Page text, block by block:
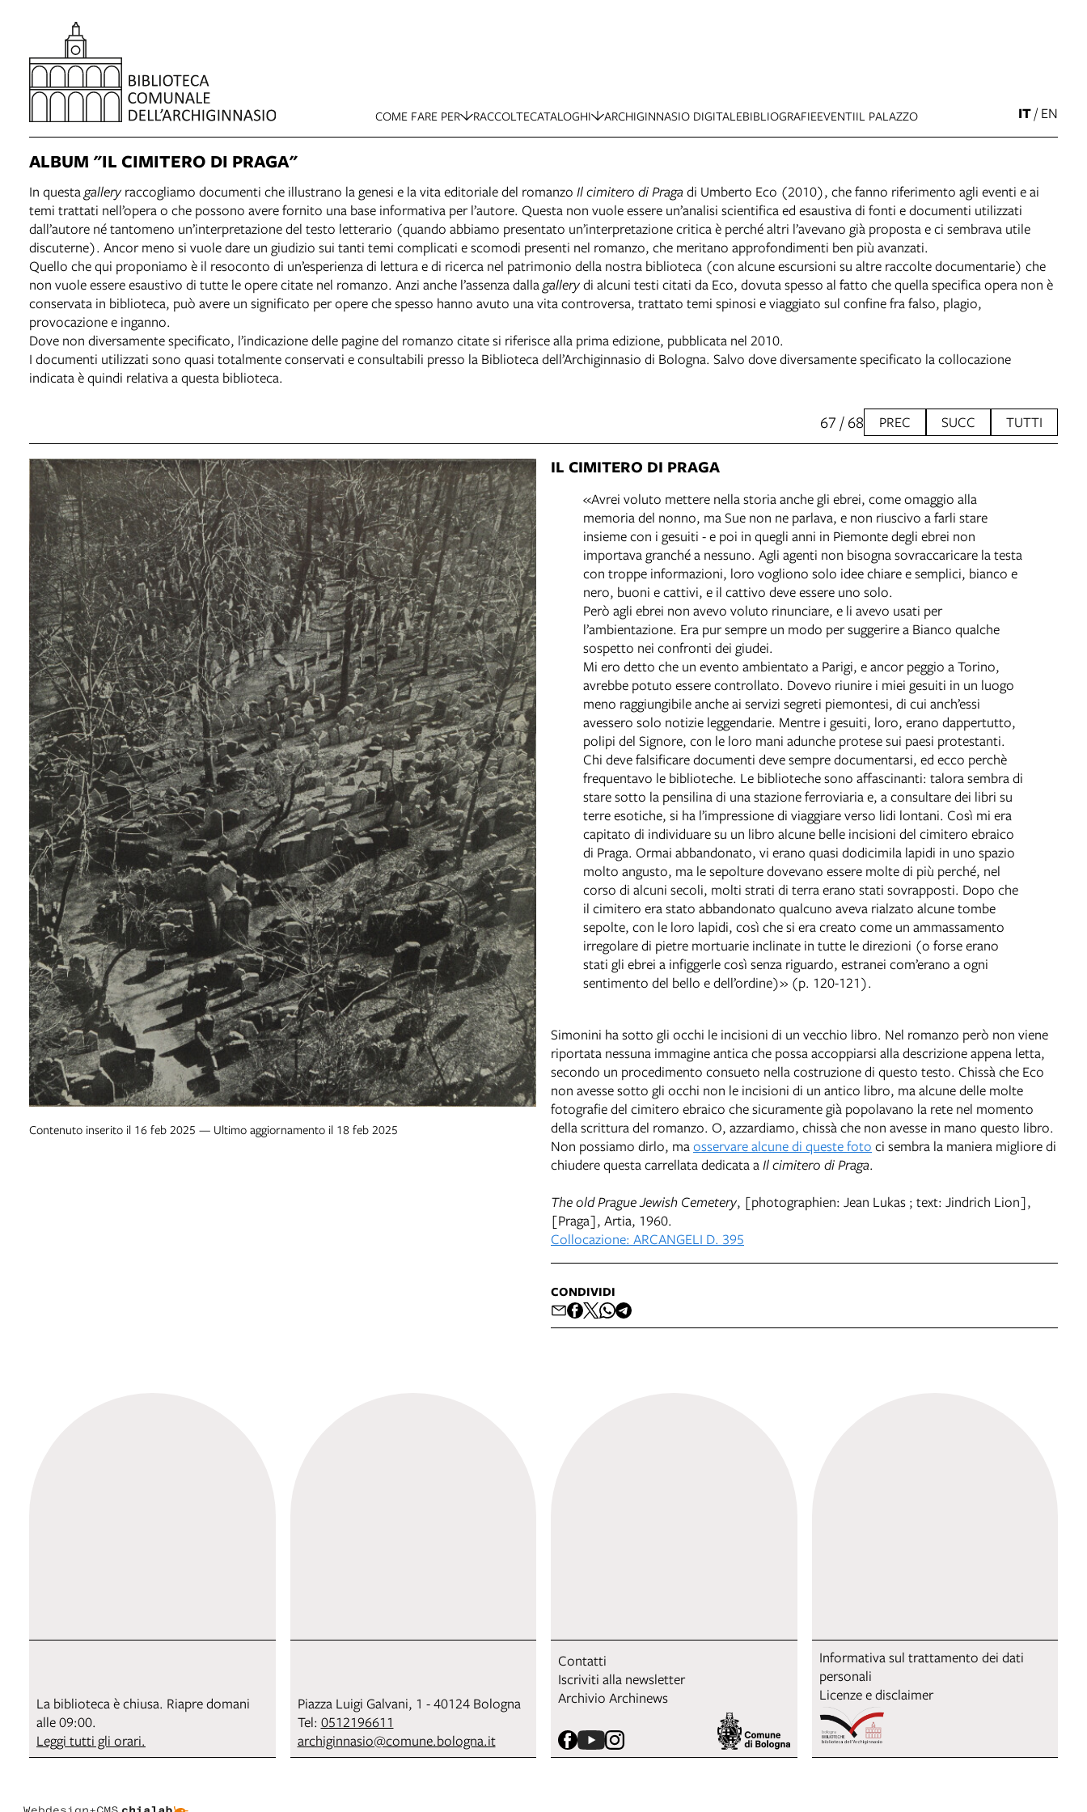
COME FARE PER RACCOLTECATALOGHI ARCHIGINNASIO DIGITALEBIBLIOGRAFIEEVENTIIL PALAZZO IT/EN
ALBUM "IL CIMITERO DI PRAGA"
In questagallery raccogliamo documenti che illustrano la genesi e la vita editoriale del romanzo Il cimitero di Praga di Umberto Eco (2010), che fanno riferimento agli eventi e ai
temi trattati nell’opera o che possono avere fornito una base informativa per l’autore. Questa non vuole essere un’analisi scientifica ed esaustiva di fonti e documenti utilizzati
dall’autore né tantomeno un’interpretazione del testo letterario (quando abbiamo presentato un’interpretazione critica è perché altri l’avevano già proposta e ci sembrava utile
discuterne). Ancor meno si vuole dare un giudizio sui tanti temi complicati e scomodi presenti nel romanzo, che meritano approfondimenti ben più avanzati.
Quello che qui proponiamo è il resoconto di un’esperienza di lettura e di ricerca nel patrimonio della nostra biblioteca (con alcune escursioni su altre raccolte documentarie) che
non vuole essere esaustivo di tutte le opere citate nel romanzo. Anzi anche l’assenza dallagallerydi alcuni testi citati da Eco, dovuta spesso al fatto che quella specifica opera non è
conservata in biblioteca, può avere un significato per opere che spesso hanno avuto una vita controversa, trattato temi spinosi e viaggiato sul confine fra falso, plagio,
provocazione e inganno.
Dove non diversamente specificato, l’indicazione delle pagine del romanzo citate si riferisce alla prima edizione, pubblicata nel 2010.
I documenti utilizzati sono quasi totalmente conservati e consultabili presso la Biblioteca dell’Archiginnasio di Bologna. Salvo dove diversamente specificato la collocazione
indicata è quindi relativa a questa biblioteca.
67 / 68 PREC SUCC TUTTI
Contenuto inserito il 16 feb 2025 — Ultimo aggiornamento il 18 feb 2025
IL CIMITERO DI PRAGA
«Avrei voluto mettere nella storia anche gli ebrei, come omaggio alla
memoria del nonno, ma Sue non ne parlava, e non riuscivo a farli stare
insieme con i gesuiti - e poi in quegli anni in Piemonte degli ebrei non
importava granché a nessuno. Agli agenti non bisogna sovraccaricare la testa
con troppe informazioni, loro vogliono solo idee chiare e semplici, bianco e
nero, buoni e cattivi, e il cattivo deve essere uno solo.
Però agli ebrei non avevo voluto rinunciare, e li avevo usati per
l’ambientazione. Era pur sempre un modo per suggerire a Bianco qualche
sospetto nei confronti dei giudei.
Mi ero detto che un evento ambientato a Parigi, e ancor peggio a Torino,
avrebbe potuto essere controllato. Dovevo riunire i miei gesuiti in un luogo
meno raggiungibile anche ai servizi segreti piemontesi, di cui anch’essi
avessero solo notizie leggendarie. Mentre i gesuiti, loro, erano dappertutto,
polipi del Signore, con le loro mani adunche protese sui paesi protestanti.
Chi deve falsificare documenti deve sempre documentarsi, ed ecco perchè
frequentavo le biblioteche. Le biblioteche sono affascinanti: talora sembra di
stare sotto la pensilina di una stazione ferroviaria e, a consultare dei libri su
terre esotiche, si ha l’impressione di viaggiare verso lidi lontani. Così mi era
capitato di individuare su un libro alcune belle incisioni del cimitero ebraico
di Praga. Ormai abbandonato, vi erano quasi dodicimila lapidi in uno spazio
molto angusto, ma le sepolture dovevano essere molte di più perché, nel
corso di alcuni secoli, molti strati di terra erano stati sovrapposti. Dopo che
il cimitero era stato abbandonato qualcuno aveva rialzato alcune tombe
sepolte, con le loro lapidi, così che si era creato come un ammassamento
irregolare di pietre mortuarie inclinate in tutte le direzioni (o forse erano
stati gli ebrei a infiggerle così senza riguardo, estranei com’erano a ogni
sentimento del bello e dell’ordine)» (p. 120-121).
Simonini ha sotto gli occhi le incisioni di un vecchio libro. Nel romanzo però non viene
riportata nessuna immagine antica che possa accoppiarsi alla descrizione appena letta,
secondo un procedimento consueto nella costruzione di questo testo. Chissà che Eco
non avesse sotto gli occhi non le incisioni di un antico libro, ma alcune delle molte
fotografie del cimitero ebraico che sicuramente già popolavano la rete nel momento
della scrittura del romanzo. O, azzardiamo, chissà che non avesse in mano questo libro.
Non possiamo dirlo, maosservare alcune di queste foto ci sembra la maniera migliore di
chiudere questa carrellata dedicata aIl cimitero di Praga.
The old Prague Jewish Cemetery, [photographien: Jean Lukas ; text: Jindrich Lion],
[Praga], Artia, 1960.
Collocazione: ARCANGELI D. 395
CONDIVIDI
La biblioteca è chiusa. Riapre domani
alle 09:00.
Leggi tutti gli orari.
Piazza Luigi Galvani, 1 - 40124 Bologna
Tel: 0512196611
archiginnasio@comune.bologna.it
Contatti
Iscriviti alla newsletter
Archivio Archinews
Informativa sul trattamento dei dati
personali
Licenze e disclaimer